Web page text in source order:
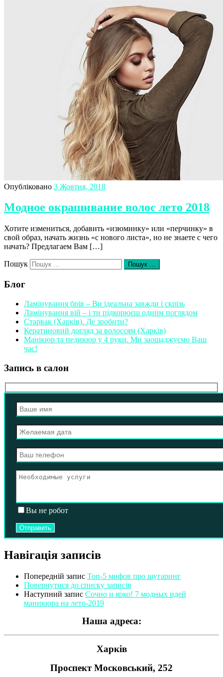
Опубліковано 3 Жовтня, 2018
Модное окрашивание волос лето 2018
Хотите измениться, добавить «изюминку» или «перчинку» в
свой образ, начать жизнь «с нового листа», но не знаете с чего
начать? Предлагаем Вам […]
Пошук Пошук …
Блог
Ламінування брів – Ви ідеальна завжди і скрізь
Ламінування вій – і ти підкорюєш одним поглядом
Старвак (Харків). Де зробити?
Кератиновий догляд за волоссям (Харків)
Манікюр та педикюр у 4 руки. Ми заощаджуємо Ваш
час!
Запись в салон
Вы не робот
Навігація записів
Попередній запис Топ-5 мифов про шугаринг
Повернутися до списку записів
Наступний запис Сочно и ярко! 7 модных идей
маникюра на лето-2019
Наша адреса:
Харків
Проспект Московський, 252